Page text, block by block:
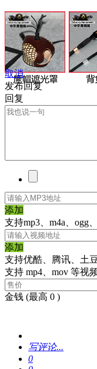
取消
发布回复
回复
添加
支持mp3、m4a、ogg
添加
支持优酷、腾讯、土
支持 mp4、mov 等视
金钱 (最高 0 )
写评论...
0